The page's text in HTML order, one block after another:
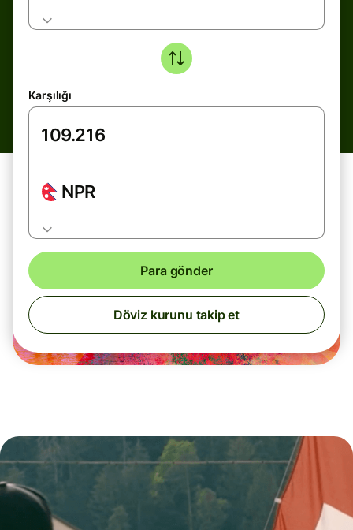
Karşılığı
NPR
Para gönder
Döviz kurunu takip et